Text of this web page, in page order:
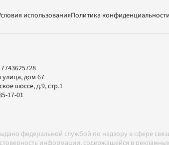
использованияПолитика конфиденциальности
улица, дом 67
шоссе, д.9, стр.1
17-01
федеральной службой по надзору в сфере
информации, содержащейся в